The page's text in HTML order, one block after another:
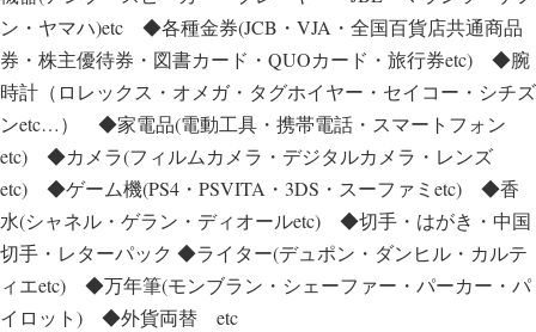
ン・ヤマハ)etc ◆各種金券(JCB・VJA・全国百貨店共通商品
券・株主優待券・図書カード・QUOカード・旅行券etc) ◆腕
時計（ロレックス・オメガ・タグホイヤー・セイコー・シチズ
ンetc…） ◆家電品(電動工具・携帯電話・スマートフォン
etc) ◆カメラ(フィルムカメラ・デジタルカメラ・レンズ
etc) ◆ゲーム機(PS4・PSVITA・3DS・スーファミetc) ◆香
水(シャネル・ゲラン・ディオールetc) ◆切手・はがき・中国
切手・レターパック ◆ライター(デュポン・ダンヒル・カルテ
ィエetc) ◆万年筆(モンブラン・シェーファー・パーカー・パ
イロット) ◆外貨両替 etc